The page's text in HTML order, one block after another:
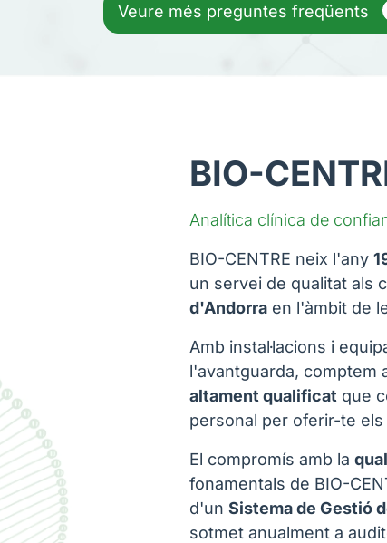
Veure més preguntes freqüents
BIO-
Analítica clínica de
BIO-CENTRE neix l'any
un servei de qualitat als
d'Andorra en l'àmbit de
Amb instal·lacions i
l'avantguarda, comptem
altament qualificat que
personal per oferir-te
El compromís amb la
fonamentals de BIO-
d'un Sistema de Gestió
sotmet anualment a